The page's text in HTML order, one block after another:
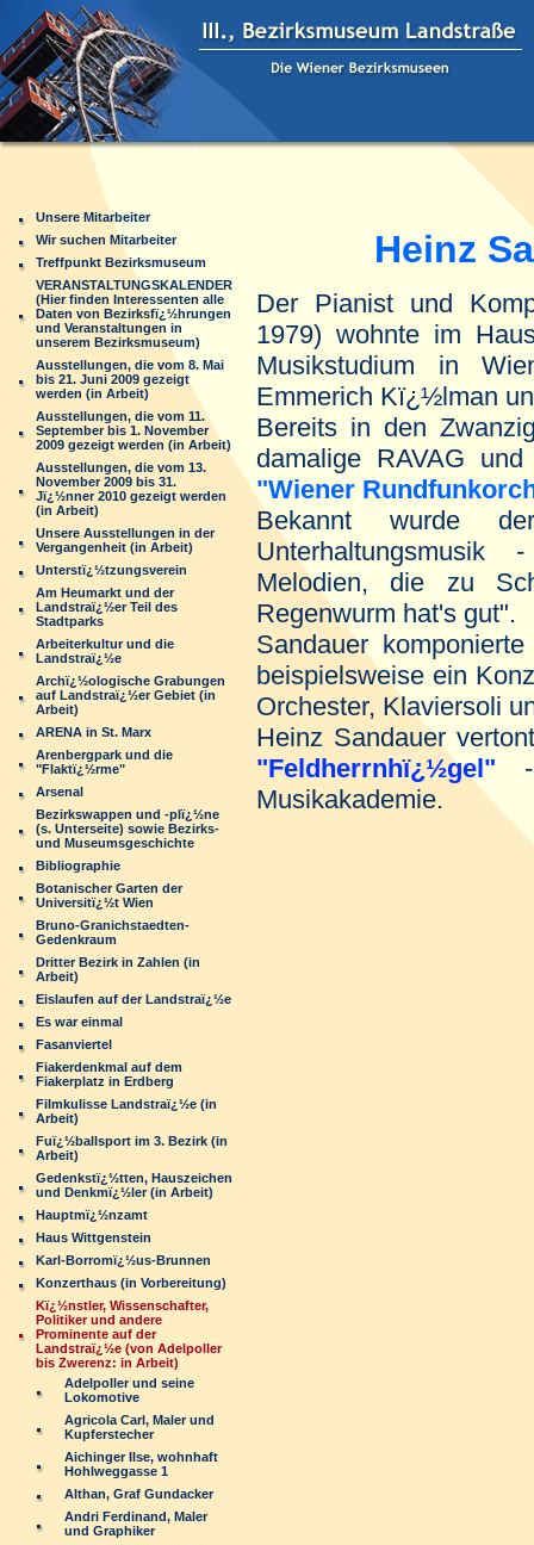
Unsere Mitarbeiter
Wir suchen Mitarbeiter
Treffpunkt Bezirksmuseum
VERANSTALTUNGSKALENDER
(Hier finden Interessenten alle
Daten von Bezirksfï¿½hrungen
und Veranstaltungen in
unserem Bezirksmuseum)
Ausstellungen, die vom 8. Mai
bis 21. Juni 2009 gezeigt
werden (in Arbeit)
Ausstellungen, die vom 11.
September bis 1. November
2009 gezeigt werden (in Arbeit)
Ausstellungen, die vom 13.
November 2009 bis 31.
Jï¿½nner 2010 gezeigt werden
(in Arbeit)
Unsere Ausstellungen in der
Vergangenheit (in Arbeit)
Unterstï¿½tzungsverein
Am Heumarkt und der
Landstraï¿½er Teil des
Stadtparks
Arbeiterkultur und die
Landstraï¿½e
Archï¿½ologische Grabungen
auf Landstraï¿½er Gebiet (in
Arbeit)
ARENA in St. Marx
Arenbergpark und die
"Flaktï¿½rme"
Arsenal
Bezirkswappen und -plï¿½ne
(s. Unterseite) sowie Bezirks-
und Museumsgeschichte
Bibliographie
Botanischer Garten der
Universitï¿½t Wien
Bruno-Granichstaedten-
Gedenkraum
Dritter Bezirk in Zahlen (in
Arbeit)
Eislaufen auf der Landstraï¿½e
Es war einmal
Fasanviertel
Fiakerdenkmal auf dem
Fiakerplatz in Erdberg
Filmkulisse Landstraï¿½e (in
Arbeit)
Fuï¿½ballsport im 3. Bezirk (in
Arbeit)
Gedenkstï¿½tten, Hauszeichen
und Denkmï¿½ler (in Arbeit)
Hauptmï¿½nzamt
Haus Wittgenstein
Karl-Borromï¿½us-Brunnen
Konzerthaus (in Vorbereitung)
Kï¿½nstler, Wissenschafter,
Politiker und andere
Prominente auf der
Landstraï¿½e (von Adelpoller
bis Zwerenz: in Arbeit)
Adelpoller und seine
Lokomotive
Agricola Carl, Maler und
Kupferstecher
Aichinger Ilse, wohnhaft
Hohlweggasse 1
Althan, Graf Gundacker
Andri Ferdinand, Maler
und Graphiker
Heinz
Der Pianist und
1979) wohnte im
Musikstudium in
Emmerich Kï¿½lman
Bereits in den
damalige RAVAG
"Wiener
Bekannt wurde
Melodien, die zu
Regenwurm hat's gut".
Sandauer
beispielsweise ein
Orchester, Klaviersoli
Heinz Sandauer
"Feldherrnhï¿½gel" -
Musikakademie.